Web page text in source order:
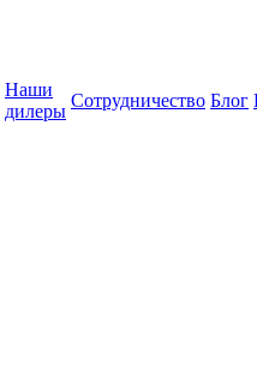
Наши
дилеры
Сотрудничество Блог